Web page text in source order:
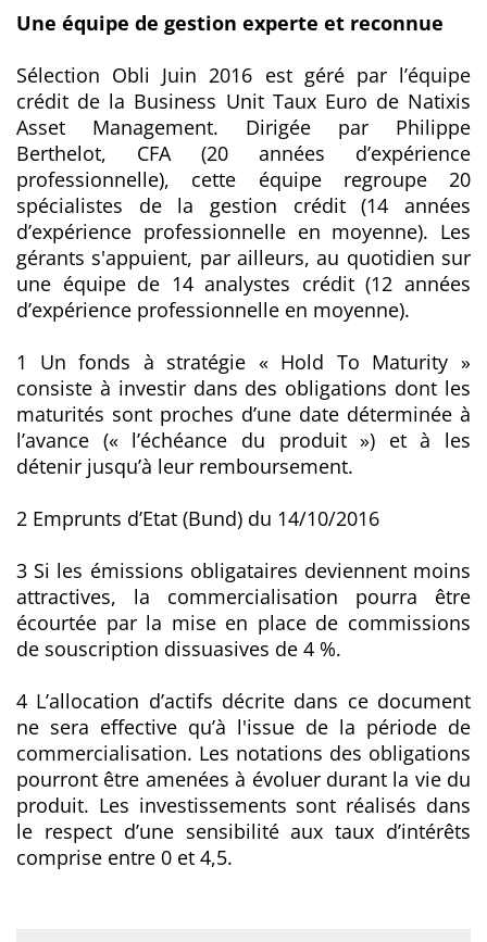
Une équipe de gestion experte et reconnue
Sélection Obli Juin 2016 est géré par l’équipe
crédit de la Business Unit Taux Euro de Natixis
Asset Management. Dirigée par Philippe
Berthelot, CFA (20 années d’expérience
professionnelle), cette équipe regroupe 20
spécialistes de la gestion crédit (14 années
d’expérience professionnelle en moyenne). Les
gérants s'appuient, par ailleurs, au quotidien sur
une équipe de 14 analystes crédit (12 années
d’expérience professionnelle en moyenne).
1 Un fonds à stratégie « Hold To Maturity »
consiste à investir dans des obligations dont les
maturités sont proches d’une date déterminée à
l’avance (« l’échéance du produit ») et à les
détenir jusqu’à leur remboursement.
2 Emprunts d’Etat (Bund) du 14/10/2016
3 Si les émissions obligataires deviennent moins
attractives, la commercialisation pourra être
écourtée par la mise en place de commissions
de souscription dissuasives de 4 %.
4 L’allocation d’actifs décrite dans ce document
ne sera effective qu’à l'issue de la période de
commercialisation. Les notations des obligations
pourront être amenées à évoluer durant la vie du
produit. Les investissements sont réalisés dans
le respect d’une sensibilité aux taux d’intérêts
comprise entre 0 et 4,5.